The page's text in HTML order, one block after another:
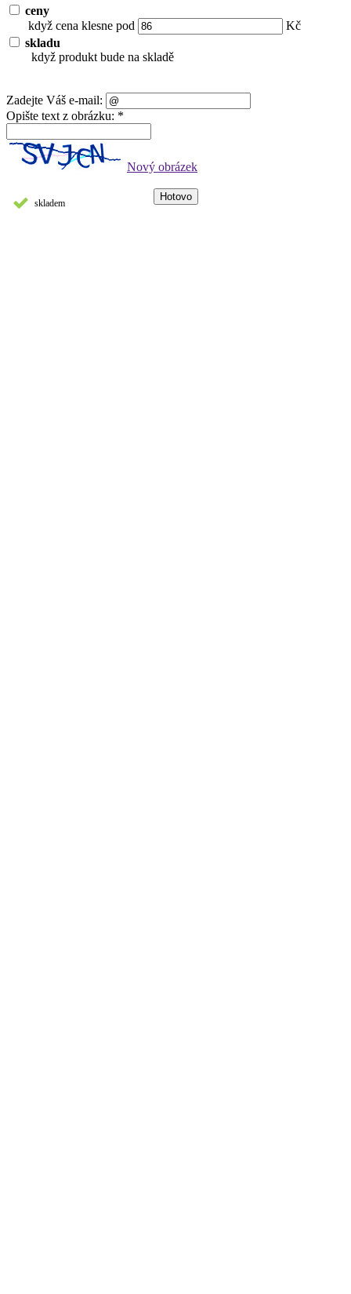
skladem
ceny
když cena klesne pod
Kč
skladu
když produkt bude na skladě
Zadejte Váš e-mail:
Opište text z obrázku: *
Nový obrázek